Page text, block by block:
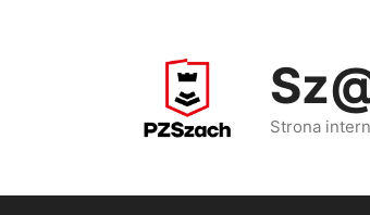
Strona